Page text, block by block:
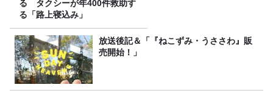
る タクシーが年400件救助す
る「路上寝込み」
放送後記＆「『ねこずみ・うささわ』販
売開始！」